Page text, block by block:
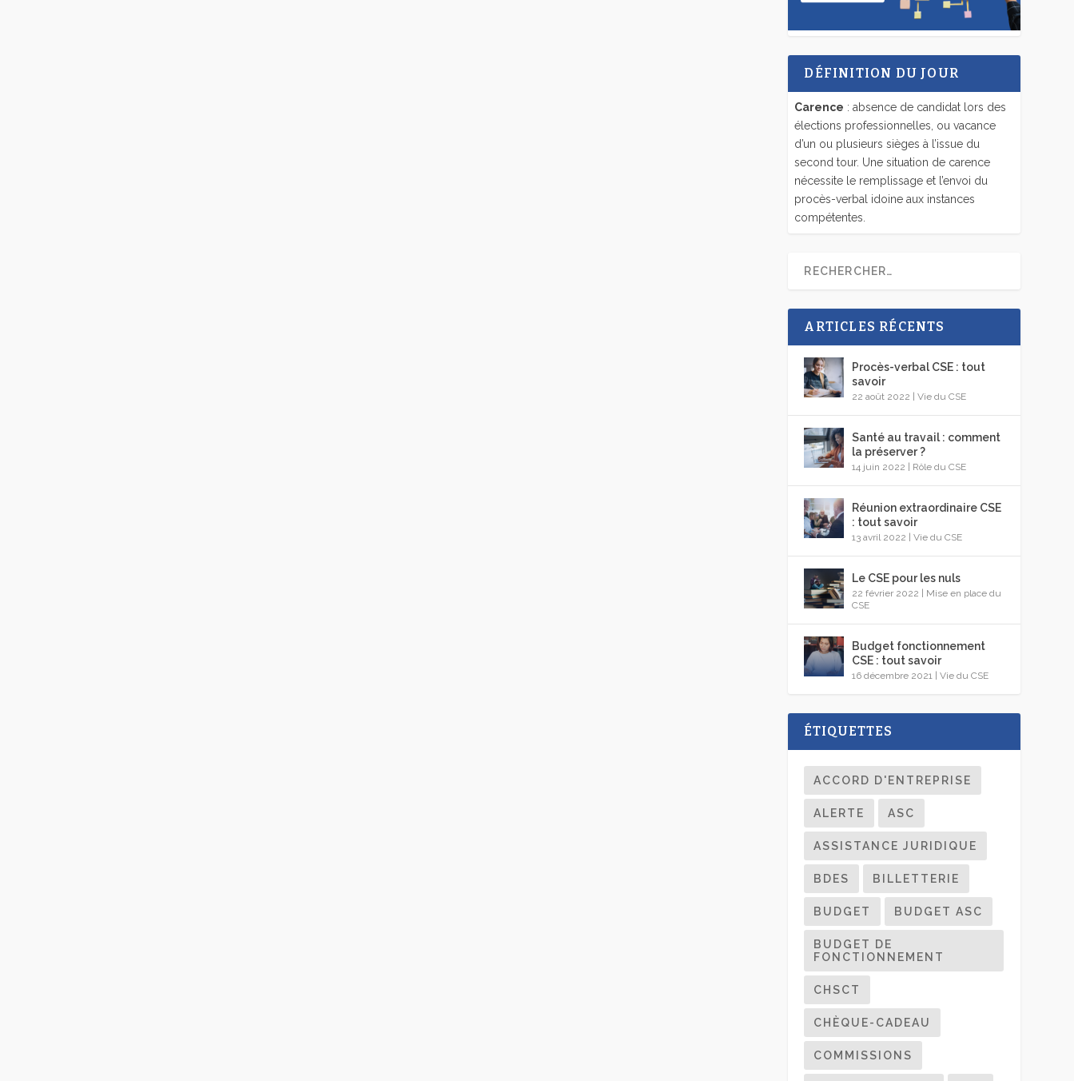
DÉFINITION DU JOUR
Carence : absence de candidat lors des
élections professionnelles, ou vacance
d’un ou plusieurs sièges à l’issue du
second tour. Une situation de carence
nécessite le remplissage et l’envoi du
procès-verbal idoine aux instances
compétentes.
ARTICLES RÉCENTS
Procès-verbal CSE : tout
savoir
22 août 2022 |Vie du CSE
Santé au travail : comment
la préserver ?
14 juin 2022 Rôle du CSE
Réunion extraordinaire CSE
: tout savoir
13 avril 2022 |Vie du CSE
Le CSE pour les nuls
22 février 2022
Mise en place du
CSE
Budget fonctionnement
CSE : tout savoir
16 décembre 2021 |Vie du CSE
ÉTIQUETTES
ACCORD D'ENTREPRISE
ALERTE ASC
ASSISTANCE JURIDIQUE
BDES BILLETTERIE
BUDGET BUDGET ASC
BUDGET DE
FONCTIONNEMENT
CHSCT
CHÈQUE-CADEAU
COMMISSIONS